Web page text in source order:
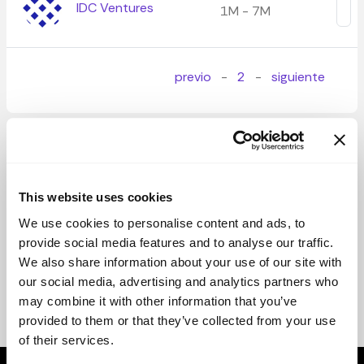
This website uses cookies
We use cookies to personalise content and ads, to
provide social media features and to analyse our traffic.
We also share information about your use of our site with
our social media, advertising and analytics partners who
may combine it with other information that you’ve
provided to them or that they’ve collected from your use
of their services.
IDC Ventures 1M - 7M
previo - 2 - siguiente